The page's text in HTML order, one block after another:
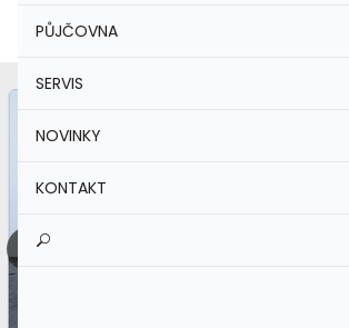
PŮJČOVNA
SERVIS
NOVINKY
KONTAKT